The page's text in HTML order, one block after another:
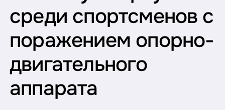
среди спортсменов с
поражением опорно-
двигательного
аппарата